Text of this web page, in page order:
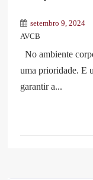
setembro 9, 2024
AVCB
No ambiente
uma prioridade. E
garantir a...